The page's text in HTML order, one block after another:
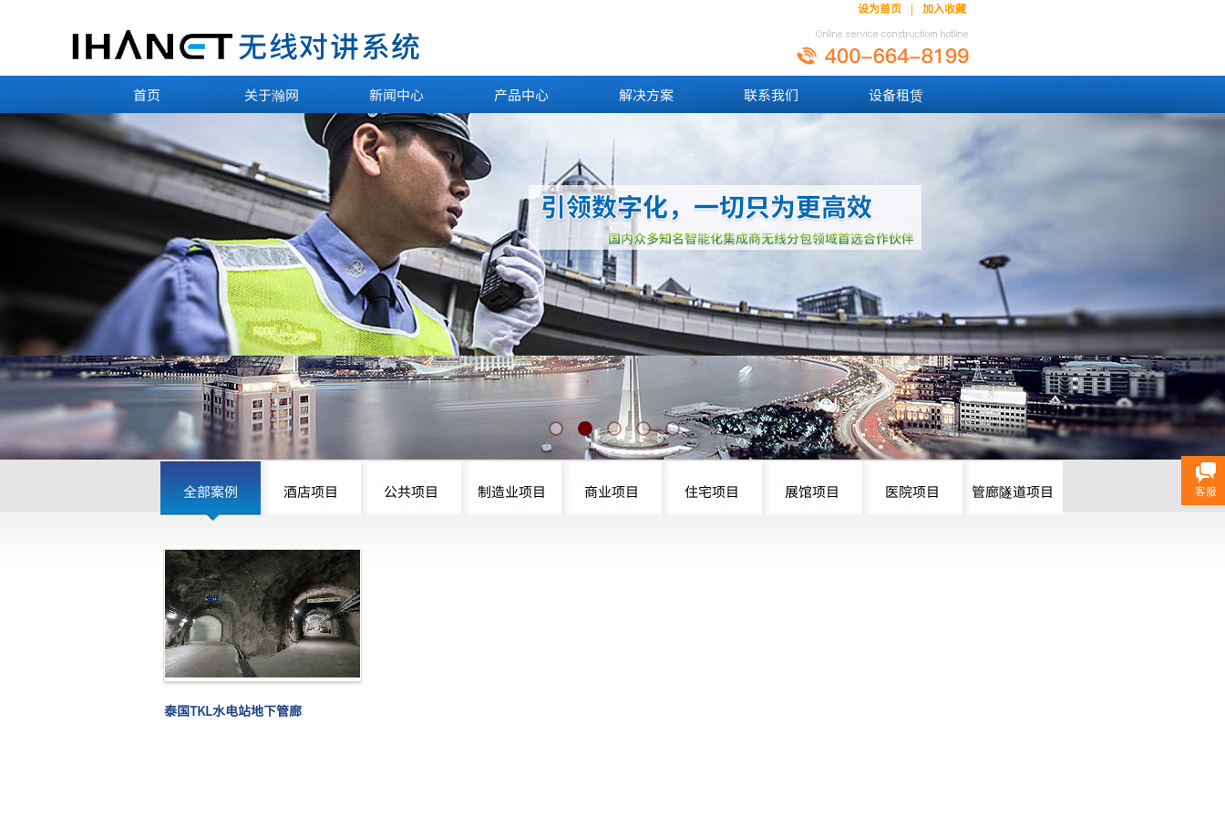
设为首页 加入收藏
首页 关于瀚网 新闻中心 产品中心 解决方案 联系我们 设备租赁
全部案例 酒店项目 公共项目 制造业项目 商业项目 住宅项目 展馆项目 医院项目 管廊隧道项目
泰国TKL水电站地下管廊
客服